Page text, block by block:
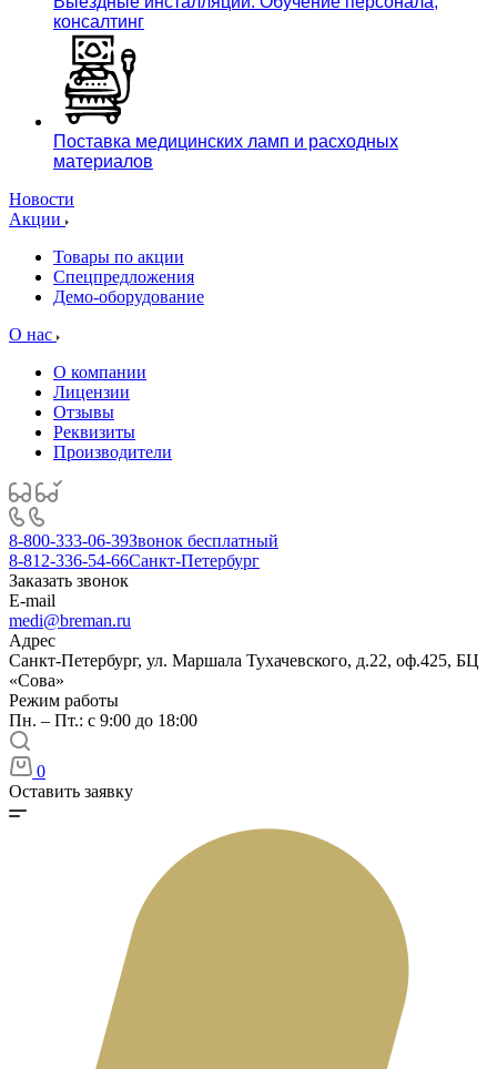
консалтинг
Поставка медицинских ламп и расходных
материалов
Новости
Акции
Товары по акции
Спецпредложения
Демо-оборудование
О нас
О компании
Лицензии
Отзывы
Реквизиты
Производители
8-800-333-06-39Звонок бесплатный
8-812-336-54-66Санкт-Петербург
Заказать звонок
E-mail
medi@breman.ru
Адрес
Санкт-Петербург, ул. Маршала Тухачевского, д.22, оф.425, БЦ
«Сова»
Режим работы
Пн. – Пт.: с 9:00 до 18:00
0
Оставить заявку